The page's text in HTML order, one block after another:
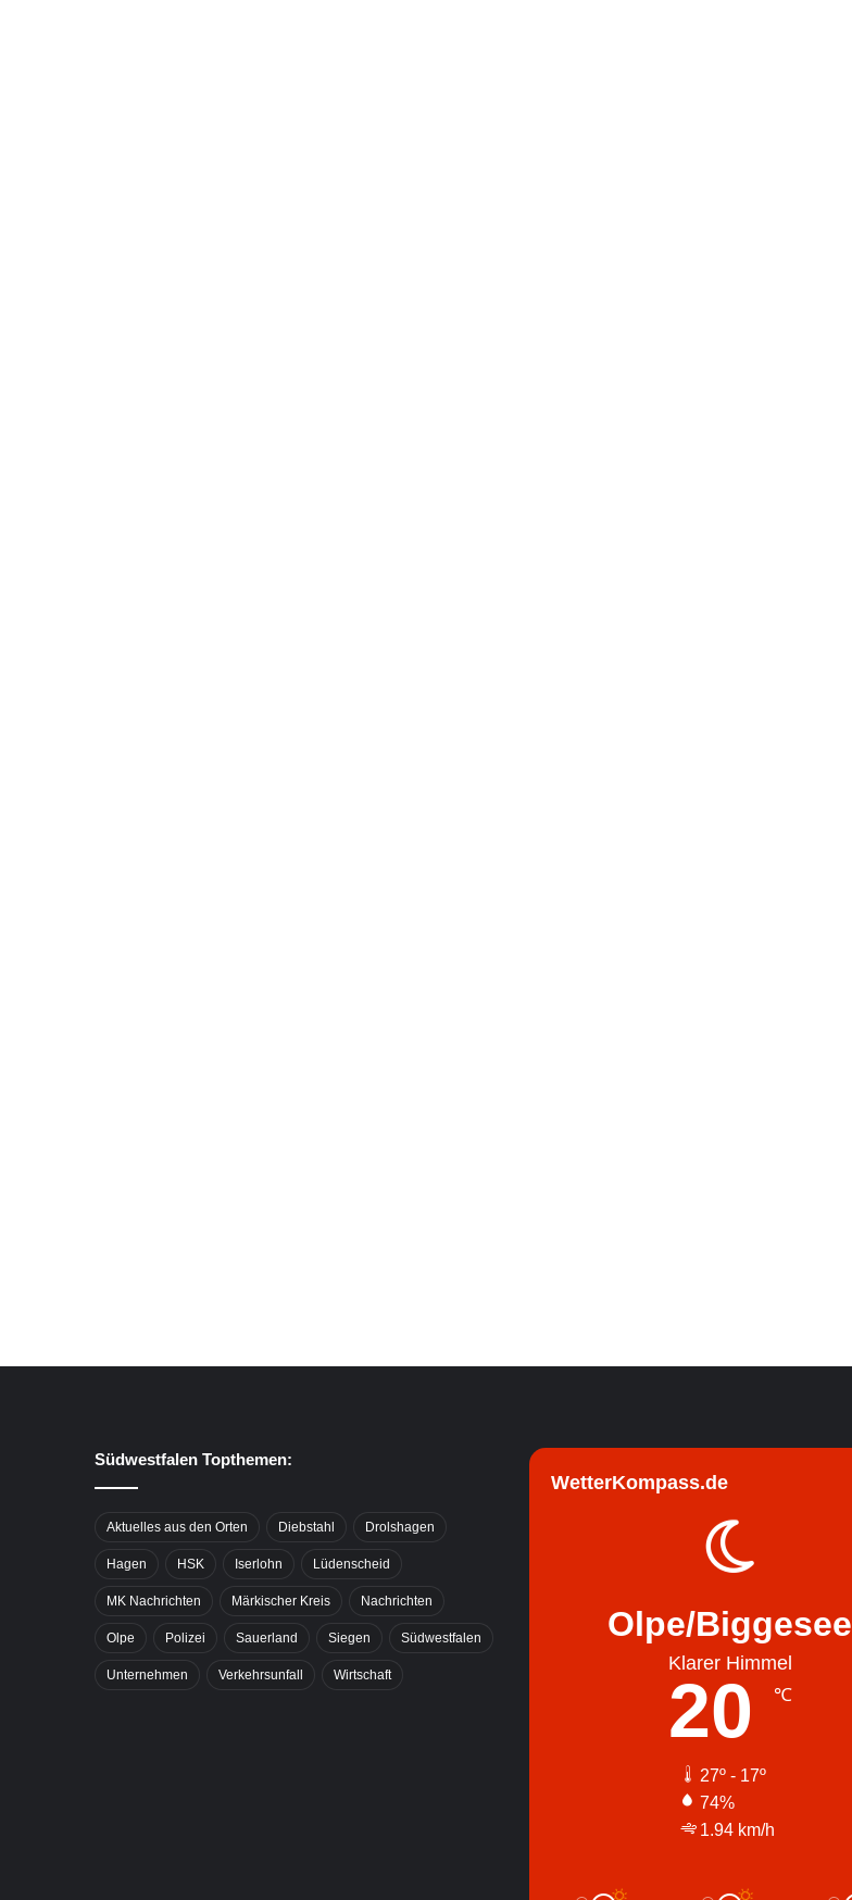
Südwestfalen Topthemen:
Aktuelles aus den Orten Diebstahl Drolshagen
Hagen HSK Iserlohn Lüdenscheid
MK Nachrichten Märkischer Kreis Nachrichten
Olpe Polizei Sauerland Siegen Südwestfalen
Unternehmen Verkehrsunfall Wirtschaft
WetterKompass.de
Olpe/Biggesee
Klarer Himmel
20 ℃
27º - 17º
74%
1.94 km/h